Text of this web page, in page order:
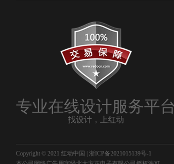
专业在线设计服务平台
找设计，上红动
Copyright © 2021 红动中国 | 浙ICP备2021015139号-1